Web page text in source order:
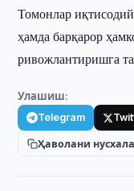
Томонлар
ҳамда барқарор
ривожлантиришга
Улашиш:
Telegram
Ҳаволани